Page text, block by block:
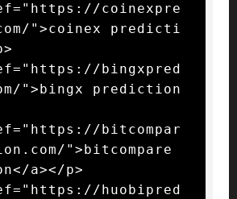
coinexpre
">coinex predicti
bingxpred
">bingx prediction
bitcompar
">bitcompare
a></p>
huobipred